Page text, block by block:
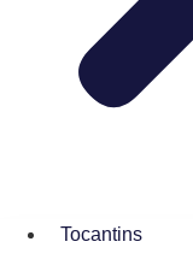
Tocantins